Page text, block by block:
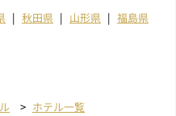
秋田県 山形県 福島県
ホテル一覧